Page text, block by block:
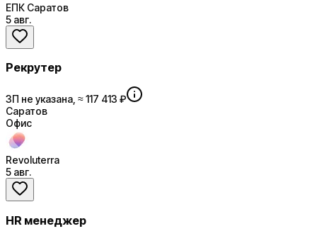
ЕПК Саратов
5 авг.
Рекрутер
ЗП не указана, ≈ 117 413 ₽
Саратов
Офис
Revoluterra
5 авг.
HR менеджер